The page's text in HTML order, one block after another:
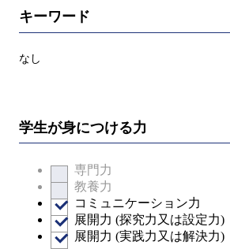
キーワード
なし
学生が身につける力
専門力
教養力
コミュニケーション力
展開力 (探究力又は設定力)
展開力 (実践力又は解決力)